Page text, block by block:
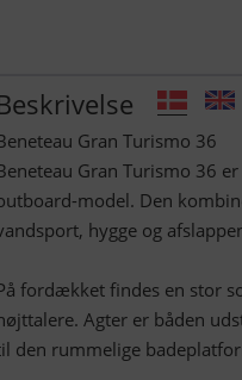
Gran Turismo 36
Gran Turismo 36
model. Den
hygge og
fordækket findes en stor
Agter er båden
den rummelige